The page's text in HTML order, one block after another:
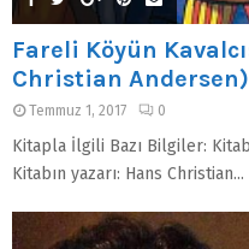
Fareli Köyün
Christian Andersen)
Temmuz 1, 2017 0
Kitapla İlgili Bazı Bilgiler:
Kitabın yazarı: Hans Christian...